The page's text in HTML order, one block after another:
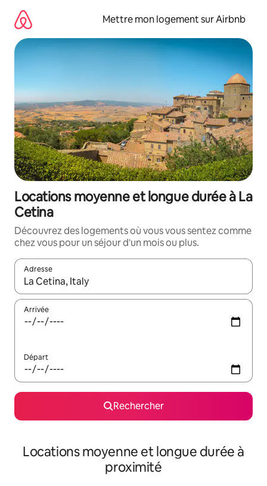
directement
contenu
Mettre mon logement sur Airbnb
Locations moyenne et longue durée à La
Cetina
Découvrez des logements où vous vous sentez comme
chez vous pour un séjour d'un mois ou plus.
Adresse
Lorsque les résultats s'affichent, utilisez les flèches vers le
Arrivée
Départ
Rechercher
Locations moyenne et longue durée à
proximité